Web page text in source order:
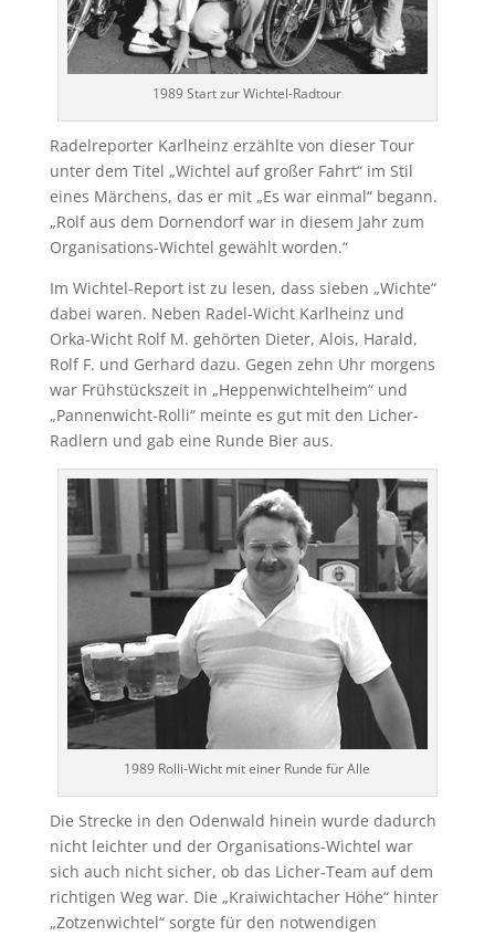
1989 Start zur Wichtel-Radtour
Radelreporter Karlheinz erzählte von dieser Tour
unter dem Titel „Wichtel auf großer Fahrt“ im Stil
eines Märchens, das er mit „Es war einmal“ begann.
„Rolf aus dem Dornendorf war in diesem Jahr zum
Organisations-Wichtel gewählt worden.“
Im Wichtel-Report ist zu lesen, dass sieben „Wichte“
dabei waren. Neben Radel-Wicht Karlheinz und
Orka-Wicht Rolf M. gehörten Dieter, Alois, Harald,
Rolf F. und Gerhard dazu. Gegen zehn Uhr morgens
war Frühstückszeit in „Heppenwichtelheim“ und
„Pannenwicht-Rolli“ meinte es gut mit den Licher-
Radlern und gab eine Runde Bier aus.
1989 Rolli-Wicht mit einer Runde für Alle
Die Strecke in den Odenwald hinein wurde dadurch
nicht leichter und der Organisations-Wichtel war
sich auch nicht sicher, ob das Licher-Team auf dem
richtigen Weg war. Die „Kraiwichtacher Höhe“ hinter
„Zotzenwichtel“ sorgte für den notwendigen